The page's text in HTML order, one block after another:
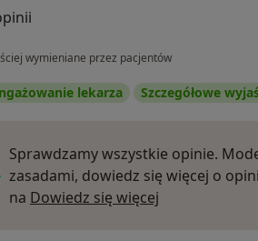
wymieniane przez pacjentów
lekarza Szczegółowe
Sprawdzamy wszystkie opinie.
zasadami, dowiedz się więcej o
na Dowiedz się więcej